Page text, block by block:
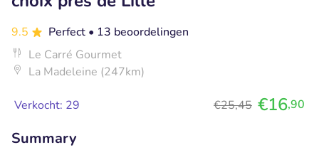
9.5 Perfect • 13 beoordelingen
Le Carré Gourmet
La Madeleine (247km)
Verkocht: 29 €25,45 €16,90
Summary